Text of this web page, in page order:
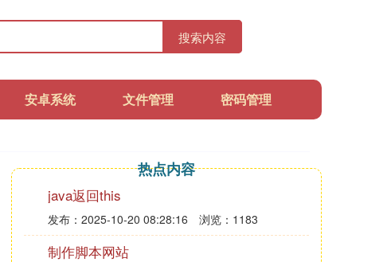
搜索内容
安卓系统 文件管理 密码管理
热点内容
java返回this
发布：2025-10-20 08:28:16 浏览：1183
制作脚本网站